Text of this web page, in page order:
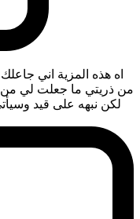
اه هذه المزية اني
من ذريتي ما جعلت لي من
لكن نبهه على قيد